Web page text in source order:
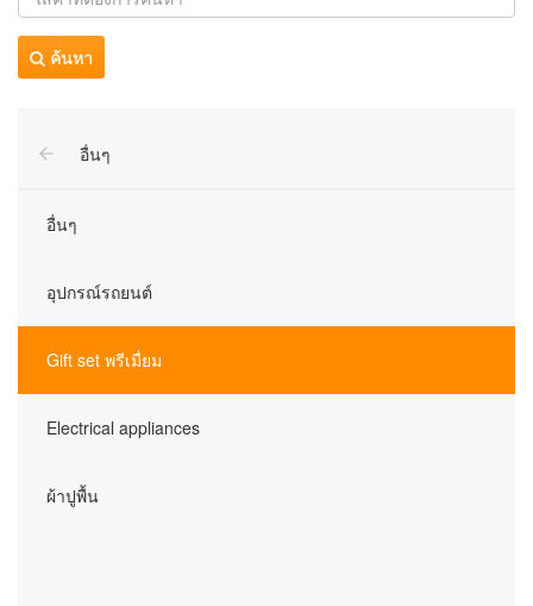
ค้นหา
อื่นๆ
อื่นๆ
อุปกรณ์รถยนต์
Gift set พรีเมื่ยม
Electrical appliances
ผ้าปูพื้น